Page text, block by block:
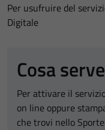
Per usufruire del
Digitale
Cosa serve
Per attivare il
on line oppure
che trovi nello